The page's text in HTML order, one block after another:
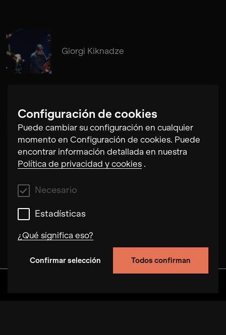
Configuración de cookies
Puede cambiar su configuración en cualquier
momento en Configuración de cookies. Puede
encontrar información detallada en nuestra
Política de privacidad y cookies .
Necesario
Estadísticas
¿Qué significa eso?
Confirmar selección Todos confirman
Giorgi Kiknadze
Andreas Arend